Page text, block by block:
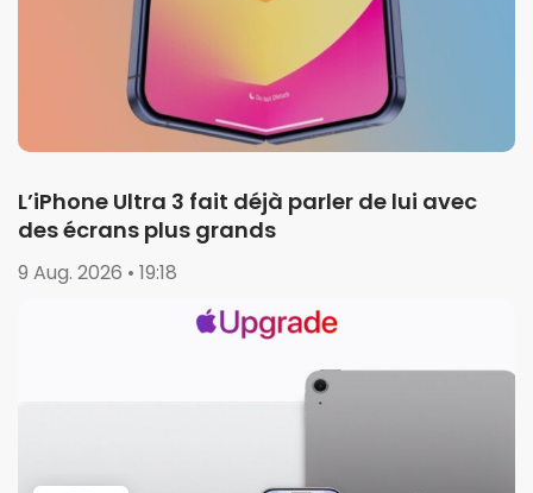
L’iPhone Ultra 3 fait déjà parler de lui avec
des écrans plus grands
9 Aug. 2026 • 19:18